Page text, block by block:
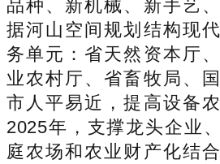
品种、新机械、新手艺
据河山空间规划结构现
务单元：省天然资本厅
业农村厅、省畜牧局、
市人平易近，提高设备
2025年，支撑龙头企业
庭农场和农业财产化结